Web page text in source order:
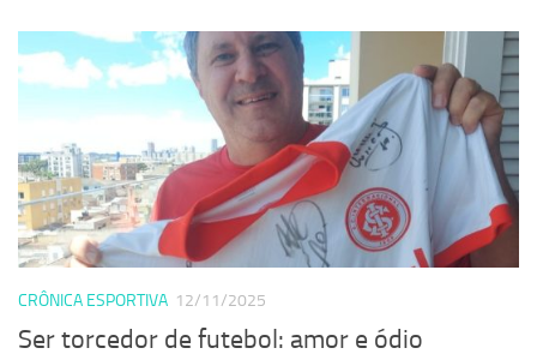
CRÔNICA ESPORTIVA 12/11/2025
Ser torcedor de futebol: amor e ódio